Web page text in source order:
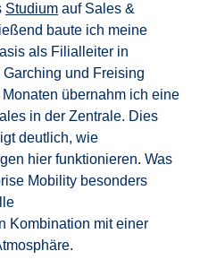
Studium auf Sales &
baute ich meine
als Filialleiter in
und Freising
übernahm ich eine
in der Zentrale. Dies
deutlich, wie
hier funktionieren. Was
Mobility besonders
Kombination mit einer